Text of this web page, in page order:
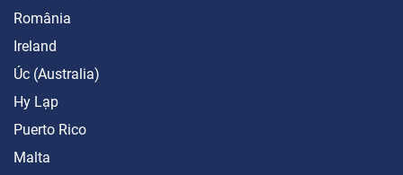
România
Ireland
Úc (Australia)
Hy Lạp
Puerto Rico
Malta